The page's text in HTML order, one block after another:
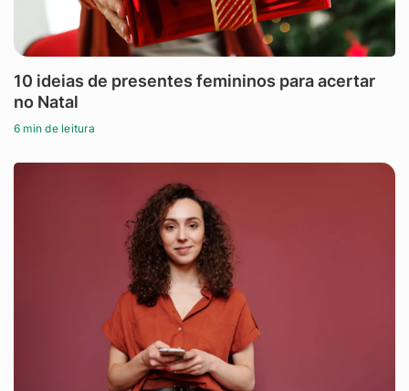
10 ideias de presentes femininos para acertar
no Natal
6 min de leitura